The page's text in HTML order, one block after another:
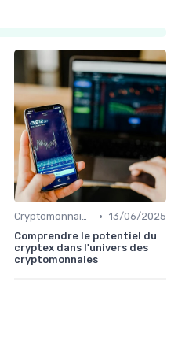
Cryptomonnaies populaires • 13/06/2025
Comprendre le potentiel du
cryptex dans l'univers des
cryptomonnaies